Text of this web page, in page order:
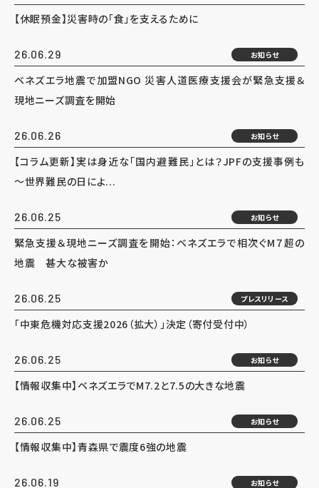
【休眠預金】災害時の「食」を支えるために
26.06.29 お知らせ
ベネズエラ地震で加盟NGO 災害人道医療支援会が緊急支援＆
現地ニーズ調査を開始
26.06.26 お知らせ
【コラム更新】実は身近な「国内避難民」とは？JPFの支援事例も
～世界難民の日によ...
26.06.25 お知らせ
緊急支援＆現地ニーズ調査を開始：ベネズエラで相次ぐM７超の
地震 甚大な被害か
26.06.25 プレスリリース
「中東危機対応支援2026（拡大）」決定（寄付受付中）
26.06.25 お知らせ
【情報収集中】ベネズエラでM7.2と7.5の大きな地震
26.06.25 お知らせ
【情報収集中】青森県で震度6強の地震
26.06.19 お知らせ